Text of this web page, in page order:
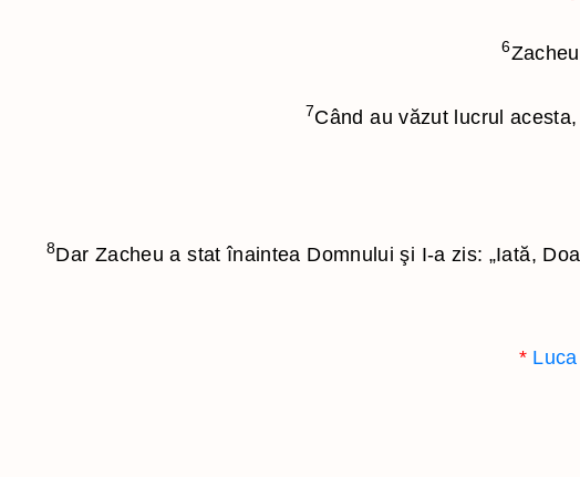
6
7Când au văzut lucrul
8Dar Zacheu a stat înaintea Domnului şi I-a zis: „Iată,
*